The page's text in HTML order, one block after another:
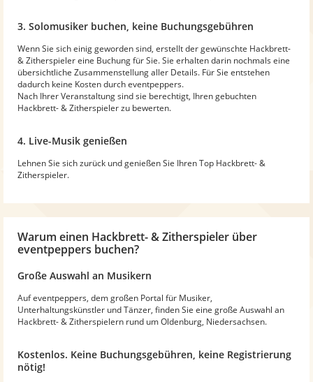
3. Solomusiker buchen, keine Buchungsgebühren
Wenn Sie sich einig geworden sind, erstellt der gewünschte Hackbrett-
& Zitherspieler eine Buchung für Sie. Sie erhalten darin nochmals eine
übersichtliche Zusammenstellung aller Details. Für Sie entstehen
dadurch keine Kosten durch eventpeppers.
Nach Ihrer Veranstaltung sind sie berechtigt, Ihren gebuchten
Hackbrett- & Zitherspieler zu bewerten.
4. Live-Musik genießen
Lehnen Sie sich zurück und genießen Sie Ihren Top Hackbrett- &
Zitherspieler.
Warum einen Hackbrett- & Zitherspieler über
eventpeppers buchen?
Große Auswahl an Musikern
Auf eventpeppers, dem großen Portal für Musiker,
Unterhaltungskünstler und Tänzer, finden Sie eine große Auswahl an
Hackbrett- & Zitherspielern rund um Oldenburg, Niedersachsen.
Kostenlos. Keine Buchungsgebühren, keine Registrierung
nötig!